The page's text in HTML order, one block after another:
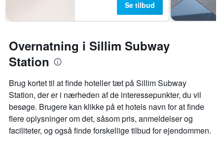
Se tilbud
Overnatning i Sillim Subway
Station
Brug kortet til at finde hoteller tæt på Sillim Subway
Station, der er i nærheden af de interessepunkter, du vil
besøge. Brugere kan klikke på et hotels navn for at finde
flere oplysninger om det, såsom pris, anmeldelser og
faciliteter, og også finde forskellige tilbud for ejendommen.